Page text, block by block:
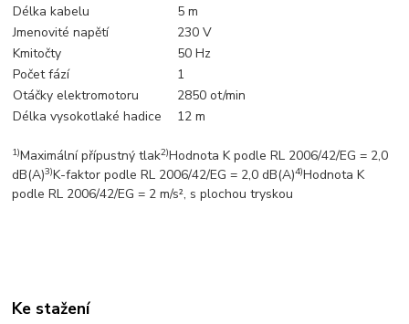
Délka kabelu
5 m
Jmenovité napětí
230 V
Kmitočty
50 Hz
Počet fází
1
Otáčky elektromotoru
2850 ot/min
Délka vysokotlaké hadice
12 m
1)Maximální přípustný tlak2)Hodnota K podle RL 2006/42/EG = 2,0
dB(A)3)K-faktor podle RL 2006/42/EG = 2,0 dB(A)4)Hodnota K
podle RL 2006/42/EG = 2 m/s², s plochou tryskou
Ke stažení